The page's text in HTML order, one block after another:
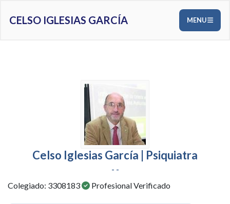
CELSO IGLESIAS GARCÍA MENU
Celso Iglesias García | Psiquiatra
- -
Colegiado: 3308183 Profesional Verificado